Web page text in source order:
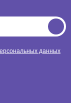
данных